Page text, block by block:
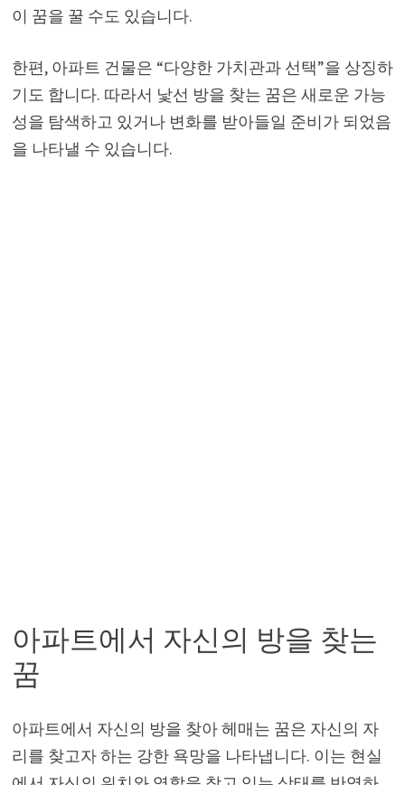
이 꿈을 꿀 수도 있습니다.
한편, 아파트 건물은 “다양한 가치관과 선택”을 상징하
기도 합니다. 따라서 낯선 방을 찾는 꿈은 새로운 가능
성을 탐색하고 있거나 변화를 받아들일 준비가 되었음
을 나타낼 수 있습니다.
아파트에서 자신의 방을 찾는
꿈
아파트에서 자신의 방을 찾아 헤매는 꿈은 자신의 자
리를 찾고자 하는 강한 욕망을 나타냅니다. 이는 현실